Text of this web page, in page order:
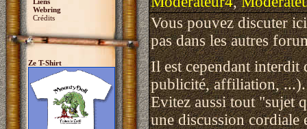
Webring
Crédits
Ze T-Shirt
Vous pouvez discuter
pas dans les autres
Il est cependant
publicité, affiliation, ...).
Evitez aussi tout "sujet
une discussion cordiale